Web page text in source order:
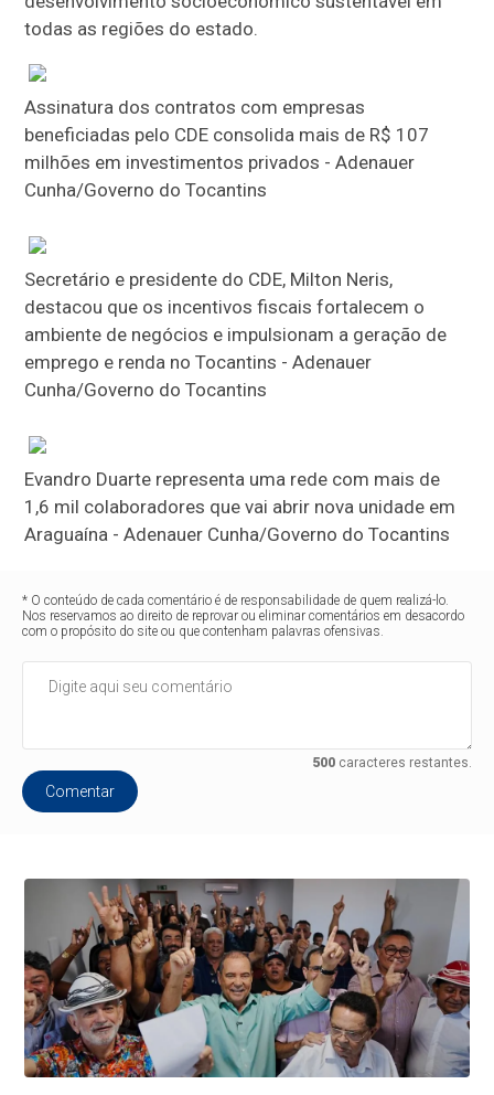
todas as regiões do estado.
Assinatura dos contratos com empresas
beneficiadas pelo CDE consolida mais de R$ 107
milhões em investimentos privados - Adenauer
Cunha/Governo do Tocantins
Secretário e presidente do CDE, Milton Neris,
destacou que os incentivos fiscais fortalecem o
ambiente de negócios e impulsionam a geração de
emprego e renda no Tocantins - Adenauer
Cunha/Governo do Tocantins
Evandro Duarte representa uma rede com mais de
1,6 mil colaboradores que vai abrir nova unidade em
Araguaína - Adenauer Cunha/Governo do Tocantins
* O conteúdo de cada comentário é de responsabilidade de quem realizá-lo.
Nos reservamos ao direito de reprovar ou eliminar comentários em desacordo
com o propósito do site ou que contenham palavras ofensivas.
500caracteres restantes.
Comentar